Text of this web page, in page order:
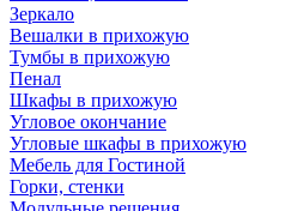
Зеркало
Вешалки в прихожую
Тумбы в прихожую
Пенал
Шкафы в прихожую
Угловое окончание
Угловые шкафы в прихожую
Мебель для Гостиной
Горки, стенки